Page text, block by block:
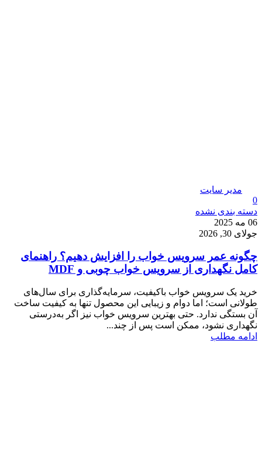
مدیر سایت
0
دسته بندی نشده
06 مه 2025
جولای 30, 2026
چگونه عمر سرویس خواب را افزایش دهیم؟ راهنمای
کامل نگهداری از سرویس خواب چوبی و MDF
خرید یک سرویس خواب باکیفیت، سرمایه‌گذاری برای سال‌های
طولانی است؛ اما دوام و زیبایی این محصول تنها به کیفیت ساخت
آن بستگی ندارد. حتی بهترین سرویس خواب نیز اگر به‌درستی
نگهداری نشود، ممکن است پس از چند...
ادامه مطلب